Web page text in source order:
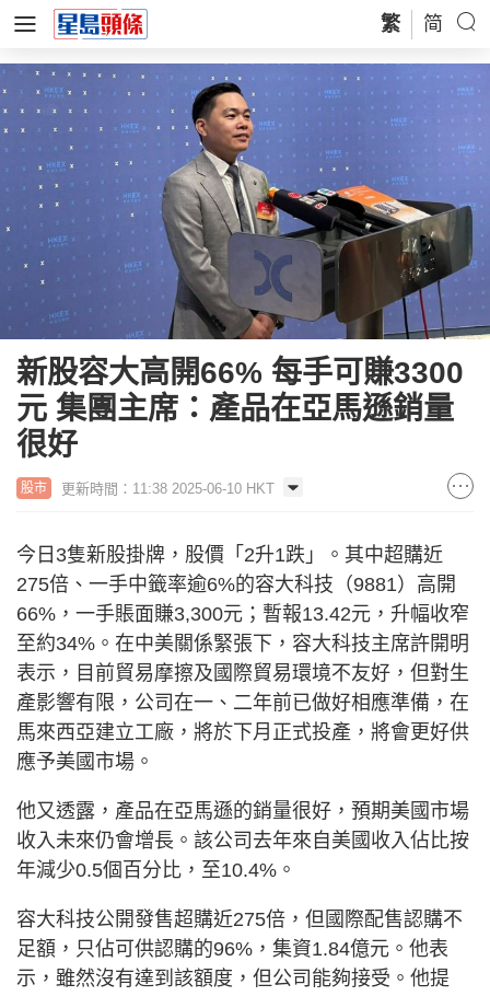
繁 简
新股容大高開66% 每手可賺3300
元 集團主席：產品在亞馬遜銷量
很好
股市 更新時間：11:38 2025-06-10 HKT
今日3隻新股掛牌，股價「2升1跌」。其中超購近
275倍、一手中籤率逾6%的容大科技（9881）高開
66%，一手賬面賺3,300元；暫報13.42元，升幅收窄
至約34%。在中美關係緊張下，容大科技主席許開明
表示，目前貿易摩擦及國際貿易環境不友好，但對生
產影響有限，公司在一、二年前已做好相應準備，在
馬來西亞建立工廠，將於下月正式投產，將會更好供
應予美國市場。
他又透露，產品在亞馬遜的銷量很好，預期美國市場
收入未來仍會增長。該公司去年來自美國收入佔比按
年減少0.5個百分比，至10.4%。
容大科技公開發售超購近275倍，但國際配售認購不
足額，只佔可供認購的96%，集資1.84億元。他表
示，雖然沒有達到該額度，但公司能夠接受。他提